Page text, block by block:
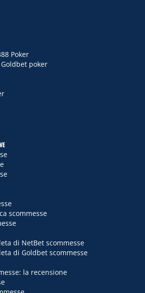
Poker
poker
scommesse
di NetBet scommesse
di Goldbet scommesse
la recensione